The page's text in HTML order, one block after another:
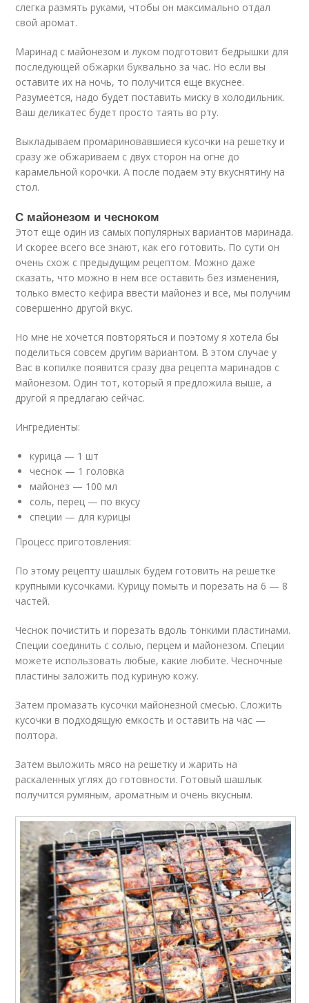
слегка размять руками, чтобы он максимально отдал
свой аромат.
Маринад с майонезом и луком подготовит бедрышки для
последующей обжарки буквально за час. Но если вы
оставите их на ночь, то получится еще вкуснее.
Разумеется, надо будет поставить миску в холодильник.
Ваш деликатес будет просто таять во рту.
Выкладываем промариновавшиеся кусочки на решетку и
сразу же обжариваем с двух сторон на огне до
карамельной корочки. А после подаем эту вкуснятину на
стол.
С майонезом и чесноком
Этот еще один из самых популярных вариантов маринада.
И скорее всего все знают, как его готовить. По сути он
очень схож с предыдущим рецептом. Можно даже
сказать, что можно в нем все оставить без изменения,
только вместо кефира ввести майонез и все, мы получим
совершенно другой вкус.
Но мне не хочется повторяться и поэтому я хотела бы
поделиться совсем другим вариантом. В этом случае у
Вас в копилке появится сразу два рецепта маринадов с
майонезом. Один тот, который я предложила выше, а
другой я предлагаю сейчас.
Ингредиенты:
курица — 1 шт
чеснок — 1 головка
майонез — 100 мл
соль, перец — по вкусу
специи — для курицы
Процесс приготовления:
По этому рецепту шашлык будем готовить на решетке
крупными кусочками. Курицу помыть и порезать на 6 — 8
частей.
Чеснок почистить и порезать вдоль тонкими пластинами.
Специи соединить с солью, перцем и майонезом. Специи
можете использовать любые, какие любите. Чесночные
пластины заложить под куриную кожу.
Затем промазать кусочки майонезной смесью. Сложить
кусочки в подходящую емкость и оставить на час —
полтора.
Затем выложить мясо на решетку и жарить на
раскаленных углях до готовности. Готовый шашлык
получится румяным, ароматным и очень вкусным.